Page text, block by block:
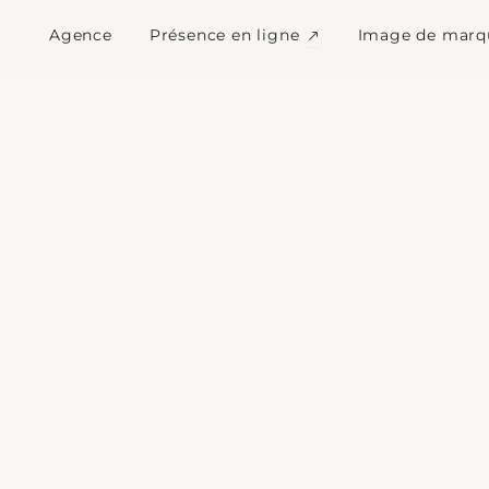
Agence Présence en ligne Ouvrir Présence en
Image de
web Saint-Martin-